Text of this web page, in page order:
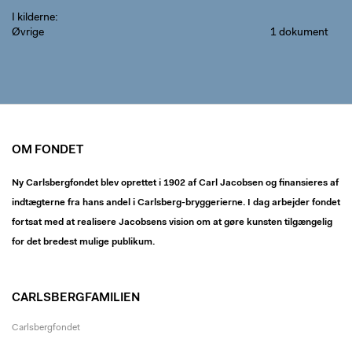
I kilderne
Øvrige
1 dokument
OM FONDET
Ny Carlsbergfondet blev oprettet i 1902 af Carl Jacobsen og finansieres af
indtægterne fra hans andel i Carlsberg-bryggerierne. I dag arbejder fondet
fortsat med at realisere Jacobsens vision om at gøre kunsten tilgængelig
for det bredest mulige publikum.
CARLSBERGFAMILIEN
Carlsbergfondet